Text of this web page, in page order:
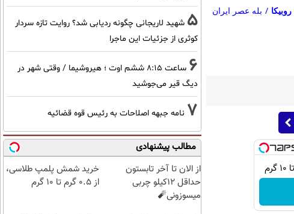
روبیکا / بله عصر ایران 5 شهید لاریجانی چگونه ردیابی شد؟ روایت تازه سردار
کوثری از جزئیات این ماجرا
6
ساعت ۸:۱۵ ششم اوت ؛ هیروشیما / وقتی شهر در
دیگ قیر می‌جوشید
7 نامه جبهه اصلاحات به رئیس قوه قضائیه
مطالب پیشنهادی
از الان تا آخر تابستون
حداقل 12کیلو چربی
میسوزونی🧨
خرید شمش پلمپ طلاسی،
از ۰.۵ گرم تا ۱۰ گرم